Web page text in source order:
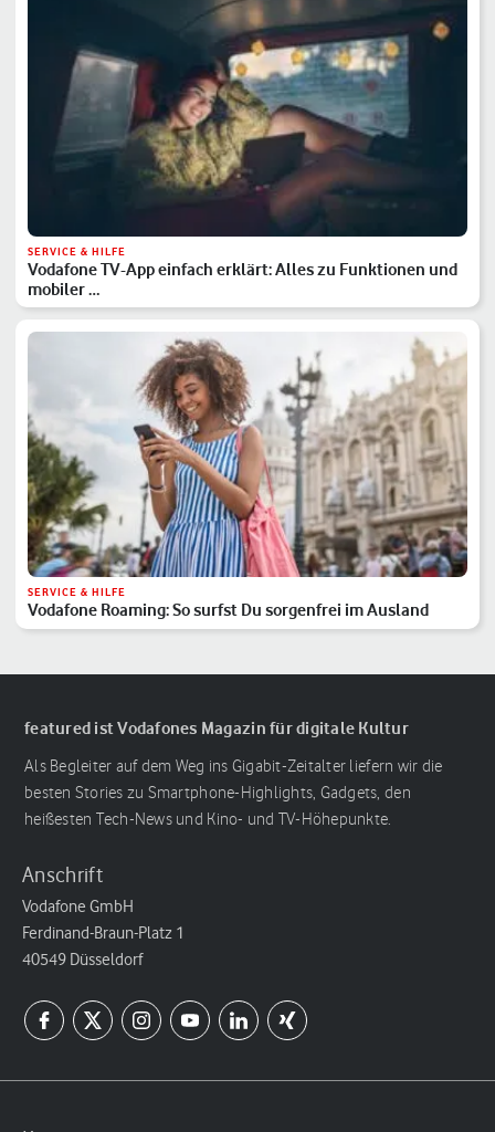
SERVICE & HILFE
Vodafone TV-App einfach erklärt: Alles zu Funktionen und
mobiler …
SERVICE & HILFE
Vodafone Roaming: So surfst Du sorgenfrei im Ausland
featured ist Vodafones Magazin für digitale Kultur
Als Begleiter auf dem Weg ins Gigabit-Zeitalter liefern wir die
besten Stories zu Smartphone-Highlights, Gadgets, den
heißesten Tech-News und Kino- und TV-Höhepunkte.
Anschrift
Vodafone GmbH
Ferdinand-Braun-Platz 1
40549 Düsseldorf